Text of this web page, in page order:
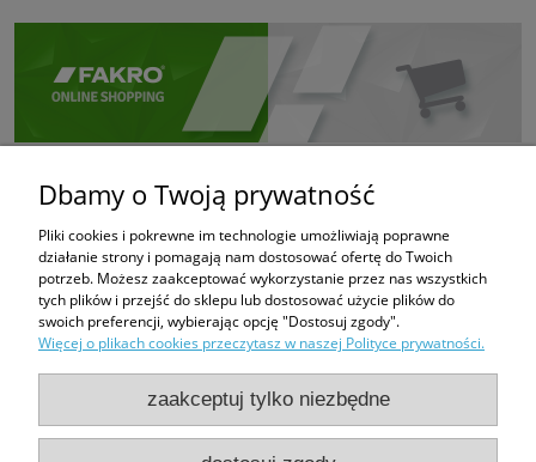
Dbamy o Twoją prywatność
Pliki cookies i pokrewne im technologie umożliwiają poprawne
działanie strony i pomagają nam dostosować ofertę do Twoich
potrzeb. Możesz zaakceptować wykorzystanie przez nas wszystkich
tych plików i przejść do sklepu lub dostosować użycie plików do
swoich preferencji, wybierając opcję "Dostosuj zgody".
Więcej o plikach cookies przeczytasz w naszej Polityce prywatności.
zaakceptuj tylko niezbędne